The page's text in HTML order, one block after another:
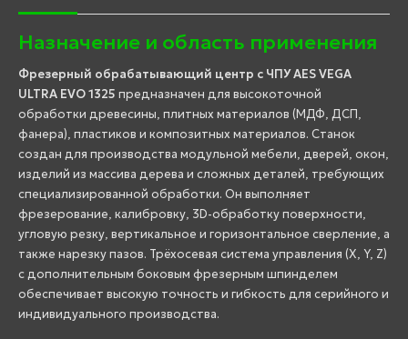
Назначение и область применения
Фрезерный обрабатывающий центр с ЧПУ AES VEGA
ULTRA EVO 1325 предназначен для высокоточной
обработки древесины, плитных материалов (МДФ, ДСП,
фанера), пластиков и композитных материалов. Станок
создан для производства модульной мебели, дверей, окон,
изделий из массива дерева и сложных деталей, требующих
специализированной обработки. Он выполняет
фрезерование, калибровку, 3D-обработку поверхности,
угловую резку, вертикальное и горизонтальное сверление, а
также нарезку пазов. Трёхосевая система управления (X, Y, Z)
с дополнительным боковым фрезерным шпинделем
обеспечивает высокую точность и гибкость для серийного и
индивидуального производства.